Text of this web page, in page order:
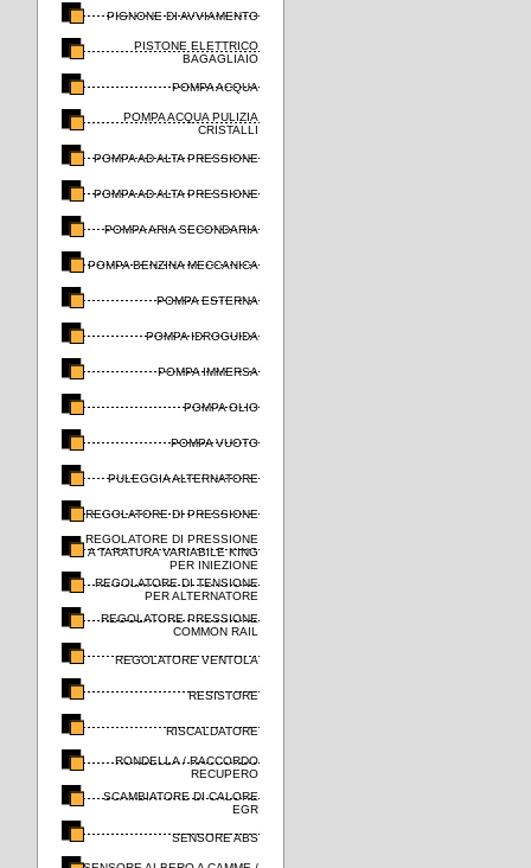
PIGNONE DI AVVIAMENTO
PISTONE ELETTRICO
BAGAGLIAIO
POMPA ACQUA
POMPA ACQUA PULIZIA
CRISTALLI
POMPA AD ALTA PRESSIONE
POMPA AD ALTA PRESSIONE
POMPA ARIA SECONDARIA
POMPA BENZINA MECCANICA
POMPA ESTERNA
POMPA IDROGUIDA
POMPA IMMERSA
POMPA OLIO
POMPA VUOTO
PULEGGIA ALTERNATORE
REGOLATORE DI PRESSIONE
REGOLATORE DI PRESSIONE
A TARATURA VARIABILE KING
PER INIEZIONE
REGOLATORE DI TENSIONE
PER ALTERNATORE
REGOLATORE PRESSIONE
COMMON RAIL
REGOLATORE VENTOLA
RESISTORE
RISCALDATORE
RONDELLA / RACCORDO
RECUPERO
SCAMBIATORE DI CALORE
EGR
SENSORE ABS